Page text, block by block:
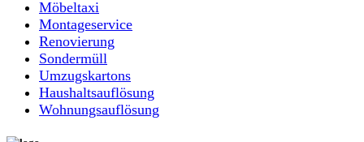
Möbeltaxi
Montageservice
Renovierung
Sondermüll
Umzugskartons
Haushaltsauflösung
Wohnungsauflösung